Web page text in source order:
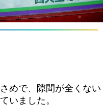
めで、隙間が全くない
いました。